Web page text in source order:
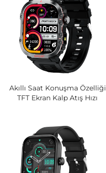
Akıllı Saat Konuşma Özelliği
TFT Ekran Kalp Atış Hızı
Feneri Android Için